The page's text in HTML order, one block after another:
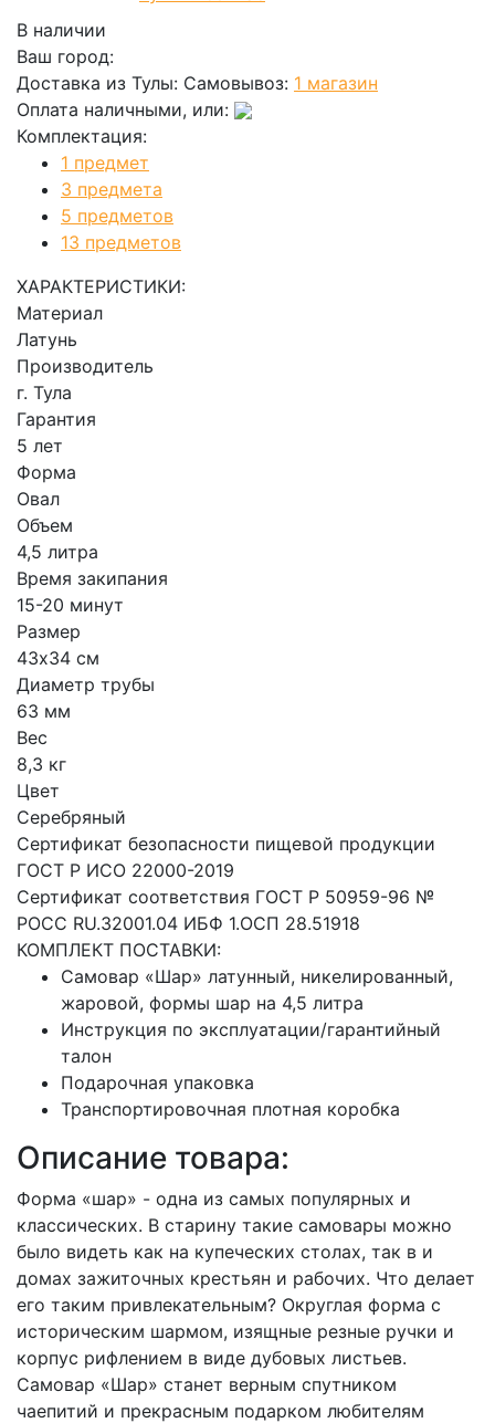
В наличии
Ваш город:
Доставка из Тулы: Самовывоз: 1 магазин
Оплата наличными, или:
Комплектация:
1 предмет
3 предмета
5 предметов
13 предметов
ХАРАКТЕРИСТИКИ:
Материал
Латунь
Производитель
г. Тула
Гарантия
5 лет
Форма
Овал
Объем
4,5 литра
Время закипания
15-20 минут
Размер
43х34 см
Диаметр трубы
63 мм
Вес
8,3 кг
Цвет
Серебряный
Сертификат безопасности пищевой продукции
ГОСТ Р ИСО 22000-2019
Сертификат соответствия ГОСТ Р 50959-96 №
РОСС RU.32001.04 ИБФ 1.ОСП 28.51918
КОМПЛЕКТ ПОСТАВКИ:
Самовар «Шар» латунный, никелированный,
жаровой, формы шар на 4,5 литра
Инструкция по эксплуатации/гарантийный
талон
Подарочная упаковка
Транспортировочная плотная коробка
Описание товара:
Форма «шар» - одна из самых популярных и
классических. В старину такие самовары можно
было видеть как на купеческих столах, так в и
домах зажиточных крестьян и рабочих. Что делает
его таким привлекательным? Округлая форма с
историческим шармом, изящные резные ручки и
корпус рифлением в виде дубовых листьев.
Самовар «Шар» станет верным спутником
чаепитий и прекрасным подарком любителям